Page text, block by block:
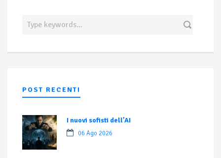
POST RECENTI
I nuovi sofisti dell’AI
06 Ago 2026